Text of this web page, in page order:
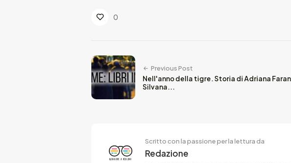
0
Previous Post
Nell'anno della tigre. Storia di Adriana
Silvana...
Scritto con la passione per la lettura da
Redazione